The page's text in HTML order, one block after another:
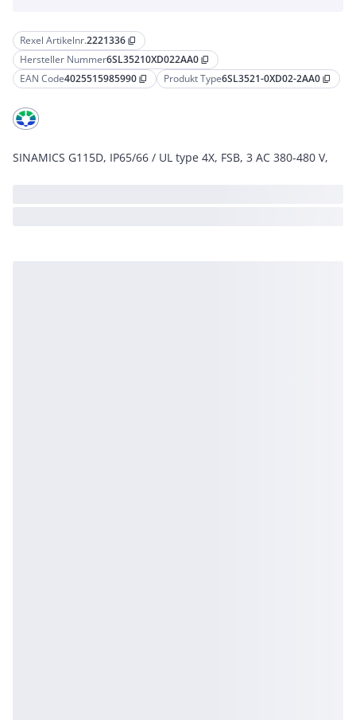
Rexel Artikelnr.2221336 content_copy
Hersteller Nummer6SL35210XD022AA0 content_copy
EAN Code4025515985990 content_copy Produkt Type6SL3521-0XD02-2AA0 content_copy
SINAMICS G115D, IP65/66 / UL type 4X, FSB, 3 AC 380-480 V,